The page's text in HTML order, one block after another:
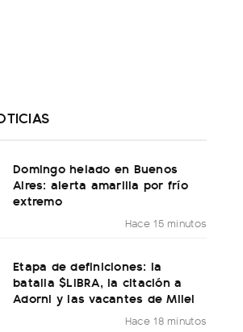
Domingo helado en Buenos
Aires: alerta amarilla por frío
extremo
Hace 15 minutos
Etapa de definiciones: la
batalla $LIBRA, la citación a
Adorni y las vacantes de Milei
Hace 18 minutos